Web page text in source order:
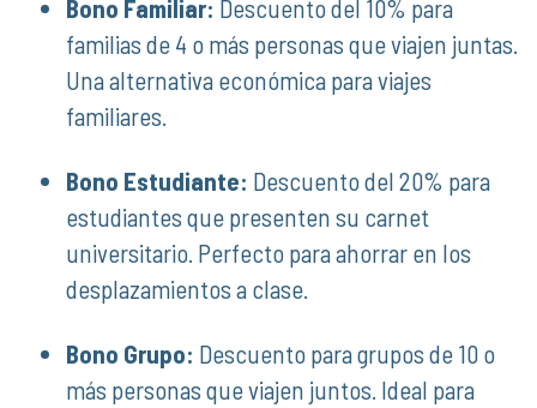
Bono Familiar: Descuento del 10% para
familias de 4 o más personas que viajen juntas.
Una alternativa económica para viajes
familiares.
Bono Estudiante: Descuento del 20% para
estudiantes que presenten su carnet
universitario. Perfecto para ahorrar en los
desplazamientos a clase.
Bono Grupo: Descuento para grupos de 10 o
más personas que viajen juntos. Ideal para